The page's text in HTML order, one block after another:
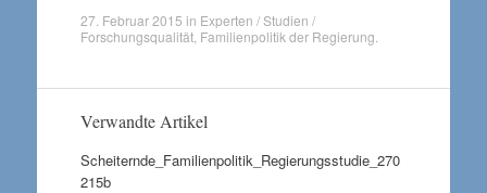
27. Februar 2015 in Experten / Studien /
Forschungsqualität, Familienpolitik der Regierung
Verwandte Artikel
Scheiternde_Familienpolitik_Regierungsstudie_270
215b